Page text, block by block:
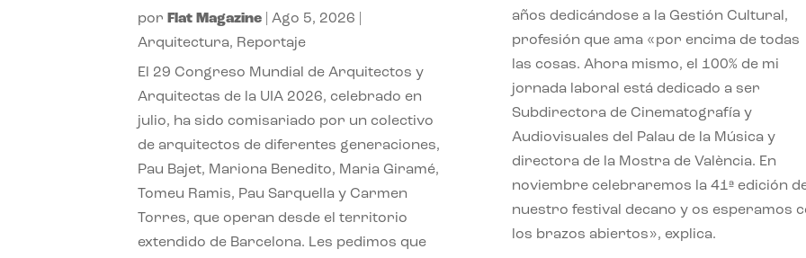
por Flat Magazine |Ago 5, 2026
Arquitectura, Reportaje
El 29 Congreso Mundial de Arquitectos y
Arquitectas de la UIA 2026, celebrado en
julio, ha sido comisariado por un colectivo
de arquitectos de diferentes generaciones,
Pau Bajet, Mariona Benedito, Maria Giramé,
Tomeu Ramis, Pau Sarquella y Carmen
Torres, que operan desde el territorio
extendido de Barcelona. Les pedimos que
años dedicándose a la Gestión Cultural,
profesión que ama «por encima de todas
las cosas. Ahora mismo, el 100% de mi
jornada laboral está dedicado a ser
Subdirectora de Cinematografía y
Audiovisuales del Palau de la Música y
directora de la Mostra de València. En
noviembre celebraremos la 41ª edición
nuestro festival decano y os esperamos
los brazos abiertos», explica.